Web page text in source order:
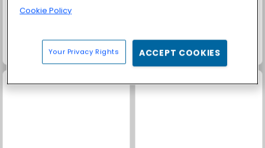
Harvest Honors Classic Heroes of Myths
Cookie Policy
Your Privacy Rights ACCEPT COOKIES